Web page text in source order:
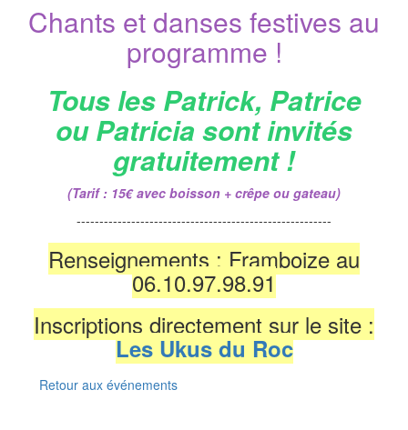
Chants et danses festives au
programme !
Tous les Patrick, Patrice
ou Patricia sont invités
gratuitement !
(Tarif : 15€ avec boisson + crêpe ou gateau)
--------------------------------------------------------
Renseignements : Framboize au
06.10.97.98.91
Inscriptions directement sur le site :
Les Ukus du Roc
Retour aux événements